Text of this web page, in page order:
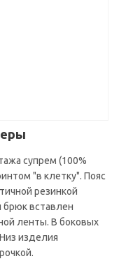
супрем (100%
"в клетку". Пояс
резинкой
брюк вставлен
ленты. В боковых
изделия